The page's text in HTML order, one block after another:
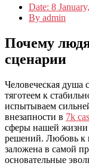
Date: 8
By admin
Почему
сценарии
Человеческая
тяготеем к
испытываем
внезапности в 7k
сферы нашей жизни
решений. Любовь к
заложена в самой
основательные